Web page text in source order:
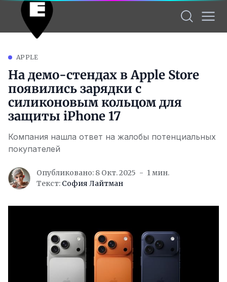
APPLE
На демо-стендах в Apple Store
появились зарядки с
силиконовым кольцом для
защиты iPhone 17
Компания нашла ответ на жалобы потенциальных
покупателей
Опубликовано: 8 Окт. 2025
1 мин.
Текст: София Лайтман